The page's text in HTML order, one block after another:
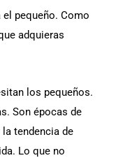
pequeño. Como
adquieras
los pequeños.
Son épocas de
tendencia de
Lo que no